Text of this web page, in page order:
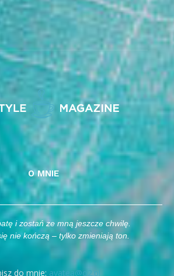
O MNIE
i zostań ze mną jeszcze chwilę.
nie kończą – tylko zmieniają ton.
do mnie: avatea@o2.pl